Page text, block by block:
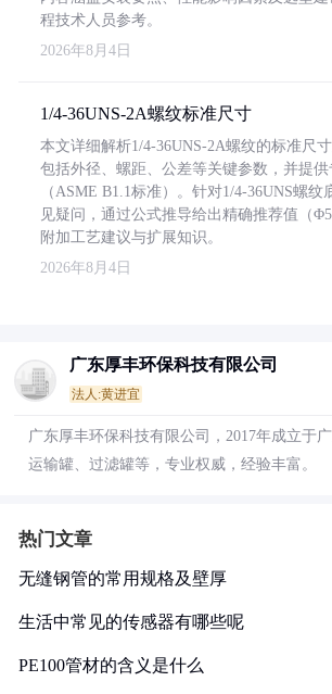
程技术人员参考。
2026年8月4日
1/4-36UNS-2A螺纹标准尺寸
本文详细解析1/4-36UNS-2A螺纹的标准尺
包括外径、螺距、公差等关键参数，并提
（ASME B1.1标准）。针对1/4-36UNS螺纹
见疑问，通过公式推导给出精确推荐值（
附加工艺建议与扩展知识。
2026年8月4日
广东厚丰环保科技有限公司
法人:黄进宜
广东厚丰环保科技有限公司，2017年成立于
运输罐、过滤罐等，专业权威，经验丰富。
热门文章
无缝钢管的常用规格及壁厚
生活中常见的传感器有哪些呢
PE100管材的含义是什么